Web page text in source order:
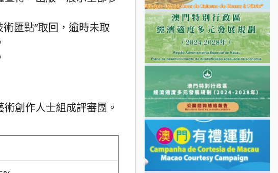
匯點”取回，逾時未取
創作人士組成評審團。